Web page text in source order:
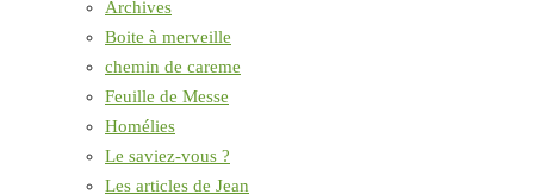
Archives
Boite à merveille
chemin de careme
Feuille de Messe
Homélies
Le saviez-vous ?
Les articles de Jean